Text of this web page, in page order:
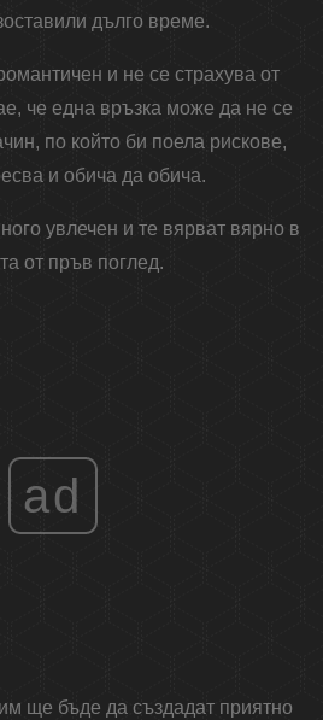
дълго време.
и не се страхува от
че една връзка може да не се
по който би поела рискове,
и обича да обича.
увлечен и те вярват вярно в
от пръв поглед.
ad
ще бъде да създадат приятно